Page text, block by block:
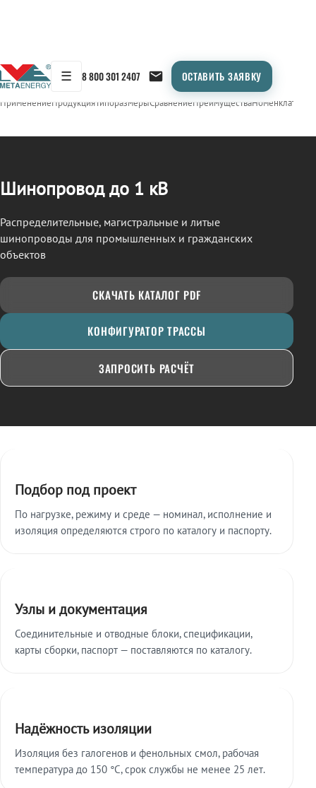
☰ 8 800 301 2407 ОСТАВИТЬ ЗАЯВКУ
← Продукция/ШИНОПРОВОД
ПрименениеПродукцияТипоразмерыСравнениеПреимуществаНоменклатура
Шинопровод до 1 кВ
Распределительные, магистральные и литые
шинопроводы для промышленных и гражданских
объектов
СКАЧАТЬ КАТАЛОГ PDF
КОНФИГУРАТОР ТРАССЫ
ЗАПРОСИТЬ РАСЧЁТ
Подбор под проект
По нагрузке, режиму и среде — номинал, исполнение и
изоляция определяются строго по каталогу и паспорту.
Узлы и документация
Соединительные и отводные блоки, спецификации,
карты сборки, паспорт — поставляются по каталогу.
Надёжность изоляции
Изоляция без галогенов и фенольных смол, рабочая
температура до 150 °C, срок службы не менее 25 лет.